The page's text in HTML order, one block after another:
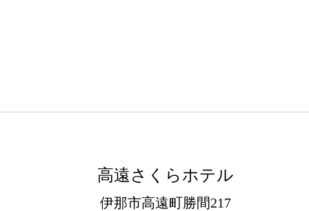
高遠さくらホテル
伊那市高遠町勝間217